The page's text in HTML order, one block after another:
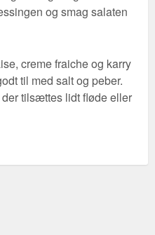
og smag salaten
creme fraiche og karry
til med salt og peber.
tilsættes lidt fløde eller